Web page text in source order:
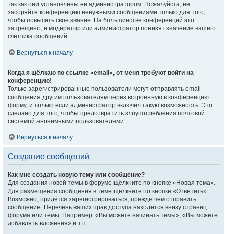
так как они установлены её администратором. Пожалуйста, не
засоряйте конференцию ненужными сообщениями только для того,
чтобы повысить своё звание. На большинстве конференций это
запрещено, и модератор или администратор понизят значение вашего
счётчика сообщений.
Вернуться к началу
Когда я щёлкаю по ссылке «email», от меня требуют войти на
конференцию!
Только зарегистрированные пользователи могут отправлять email-
сообщения другим пользователям через встроенную в конференцию
форму, и только если администратор включил такую возможность. Это
сделано для того, чтобы предотвратить злоупотребления почтовой
системой анонимными пользователями.
Вернуться к началу
Создание сообщений
Как мне создать новую тему или сообщение?
Для создания новой темы в форуме щёлкните по кнопке «Новая тема».
Для размещения сообщения в теме щёлкните по кнопке «Ответить».
Возможно, придётся зарегистрироваться, прежде чем отправить
сообщение. Перечень ваших прав доступа находится внизу страниц
форума или темы. Например: «Вы можете начинать темы», «Вы можете
добавлять вложения» и т.п.